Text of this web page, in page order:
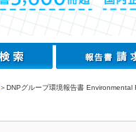
＞DNPグループ環境報告書